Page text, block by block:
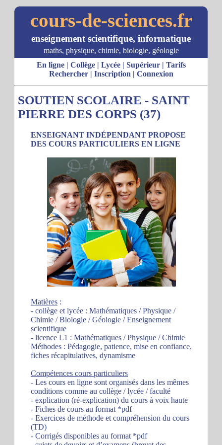
cours-de-sciences.fr
enseignement scientifique, informatique
maths, physique, chimie, biologie, géologie
En ligne| Collège| Lycée| Supérieur| Tarifs
Rechercher| Inscription | Connexion
SOUTIEN SCOLAIRE - SAINT
PIERRE DES CORPS (37)
ENSEIGNANT INDÉPENDANT PROPOSE
DES COURS PARTICULIERS EN LIGNE
Matières :
- collège et lycée : Mathématiques / Physique /
Chimie / Biologie / Géologie / Enseignement
scientifique
- licence L1 : Mathématiques / Physique / Chimie
Méthodes : Pédagogie, patience, mise en confiance,
fiches récapitulatives, dynamisme
Compétences cours particuliers
- Les cours en ligne sont organisés dans les mêmes
conditions comme au collège / lycée / faculté
- explication (ré-explication) du cours à voix haute
- Fiches de cours au format *pdf
- Exercices de méthode et compréhension du cours
(TD)
- Corrigés disponibles au format *pdf